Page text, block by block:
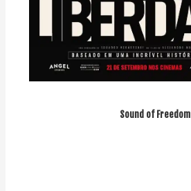
Sound of Freedom